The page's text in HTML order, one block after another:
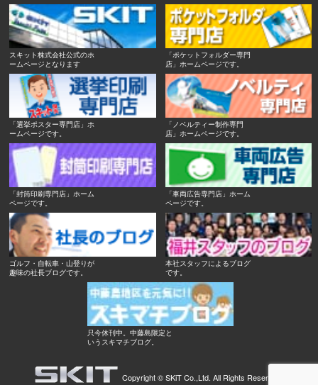
スキット株式会社公式のホ
ームページとなります
「ポケットフォルダー専門
店」ホームページです。
「選挙ポスター専門店」ホ
ームページです。
「ノベルティー制作専門
店」ホームページです。
「封筒印刷専門店」ホーム
ページです。
「車両広告専門店」ホーム
ページです。
ゴルフ・自転車・山登りが
趣味の社長ブログです。
本社スタッフによるブログ
です。
只今休刊中。中藤島限定と
いうスキマチブログ。
Copyright ©SKiT Co.,Ltd. All Rights Reserved.